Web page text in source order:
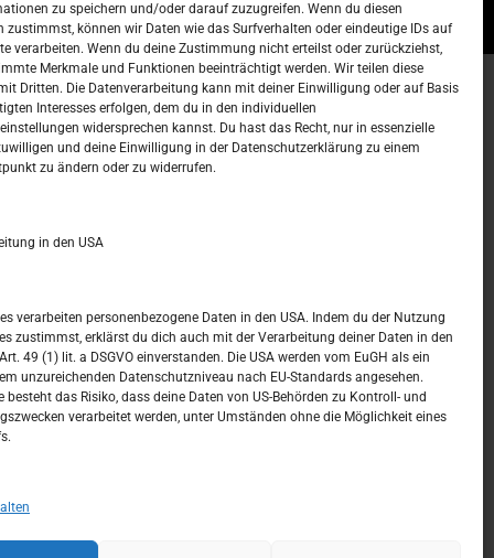
zu speichern und/oder darauf zuzugreifen. Wenn du diesen
zustimmst, können wir Daten wie das Surfverhalten oder eindeutige IDs auf
verarbeiten. Wenn du deine Zustimmung nicht erteilst oder zurückziehst,
Merkmale und Funktionen beeinträchtigt werden. Wir teilen diese
Dritten. Die Datenverarbeitung kann mit deiner Einwilligung oder auf Basis
Interesses erfolgen, dem du in den individuellen
widersprechen kannst. Du hast das Recht, nur in essenzielle
und deine Einwilligung in der Datenschutzerklärung zu einem
zu ändern oder zu widerrufen.
in den USA
verarbeiten personenbezogene Daten in den USA. Indem du der Nutzung
zustimmst, erklärst du dich auch mit der Verarbeitung deiner Daten in den
49 (1) lit. a DSGVO einverstanden. Die USA werden vom EuGH als ein
unzureichenden Datenschutzniveau nach EU-Standards angesehen.
besteht das Risiko, dass deine Daten von US-Behörden zu Kontroll- und
verarbeitet werden, unter Umständen ohne die Möglichkeit eines
–
Kalendar
9 10 11 12 13 14 15
16 17 18 19 20 21
23 24 25 26 27 28 29